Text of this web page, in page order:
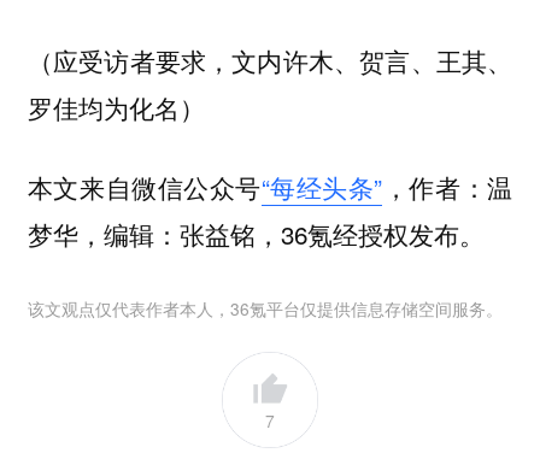
（应受访者要求，文内许木、贺言、王其、
罗佳均为化名）
本文来自微信公众号“每经头条” ，作者：温
梦华，编辑：张益铭，36氪经授权发布。
该文观点仅代表作者本人，36氪平台仅提供信息存储空间服务。
7